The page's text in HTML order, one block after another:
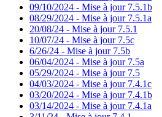
09/10/2024 - Mise à jour 7.5.1b
08/29/2024 - Mise à jour 7.5.1a
20/08/24 - Mise à jour 7.5.1
10/07/24 - Mise à jour 7.5c
6/26/24 - Mise à jour 7.5b
06/04/2024 - Mise à jour 7.5a
05/29/2024 - Mise à jour 7.5
04/03/2024 - Mise à jour 7.4.1c
03/20/2024 - Mise à jour 7.4.1b
03/14/2024 - Mise à jour 7.4.1a